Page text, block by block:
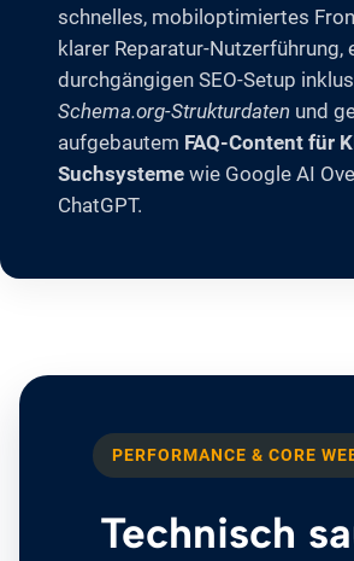
schnelles, mobiloptimiertes
klarer Reparatur-Nutzerführung,
durchgängigen SEO-Setup
Schema.org-Strukturdaten und
aufgebautem FAQ-Content für
Suchsysteme wie Google AI
ChatGPT.
PERFORMANCE & CORE
Technisch